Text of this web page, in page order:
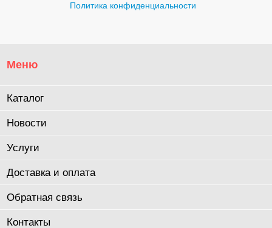
Политика конфиденциальности
Меню
Каталог
Новости
Услуги
Доставка и оплата
Обратная связь
Контакты